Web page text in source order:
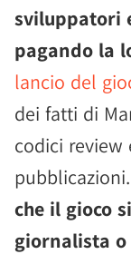
sviluppatori
pagando la
lancio del
dei fatti di
codici review
pubblicazioni.
che il gioco
giornalista o